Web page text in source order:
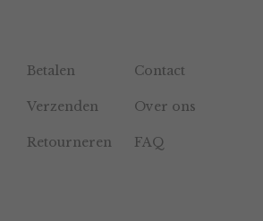
Betalen Contact
Verzenden Over ons
Retourneren FAQ